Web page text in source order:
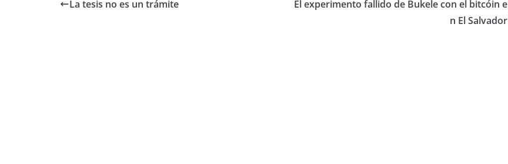
La tesis no es un trámite
El experimento fallido de Bukele con el bitcóin e
n El Salvador